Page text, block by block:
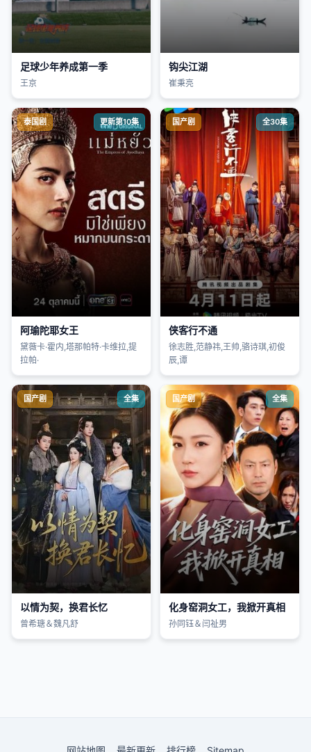
足球少年养成第一季
王京
钩尖江湖
崔秉亮
泰国剧 更新第10集
阿瑜陀耶女王
黛薇卡·霍内,塔那帕特·卡维拉,提
拉帕·
国产剧 全30集
侠客行不通
徐志胜,范静祎,王帅,骆诗琪,初俊
辰,谭
国产剧 全集
以情为契，换君长忆
曾希瑭＆魏凡舒
国产剧 全集
化身窑洞女工，我掀开真相
孙同钰＆闫祉男